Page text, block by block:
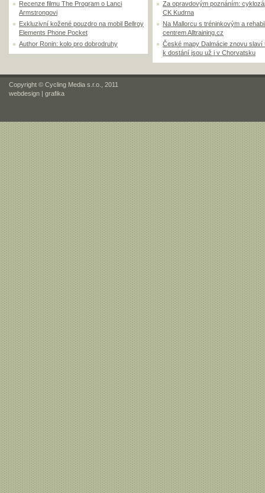
Recenze filmu The Program o Lanci
Armstrongovi
Exkluzivní kožené pouzdro na mobil Bellroy
Elements Phone Pocket
Author Ronin: kolo pro dobrodruhy
Za opravdovým poznáním:
CK Kudrna
Na Mallorcu s tréninkovým a
centrem Alltraining.cz
České mapy Dalmácie znovu slaví
k dostání jsou už i v Chorvatsku
Copyright © Cycling Media s.r.o., 2011
webdesign | grafika